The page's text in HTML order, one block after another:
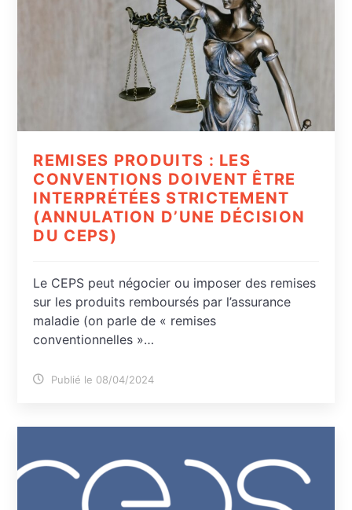
REMISES PRODUITS : LES
CONVENTIONS DOIVENT ÊTRE
INTERPRÉTÉES STRICTEMENT
(ANNULATION D’UNE DÉCISION
DU CEPS)
Le CEPS peut négocier ou imposer des remises
sur les produits remboursés par l’assurance
maladie (on parle de « remises
conventionnelles »…
Publié le 08/04/2024